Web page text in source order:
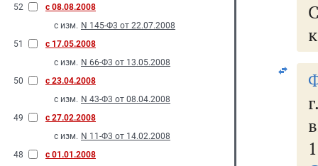
52
с 08.08.2008
с изм. N 145-Ф3 от 22.07.2008
51
с 17.05.2008
с изм. N 66-Ф3 от 13.05.2008
50
с 23.04.2008
с изм. N 43-Ф3 от 08.04.2008
49
с 27.02.2008
с изм. N 11-Ф3 от 14.02.2008
48
с 01.01.2008